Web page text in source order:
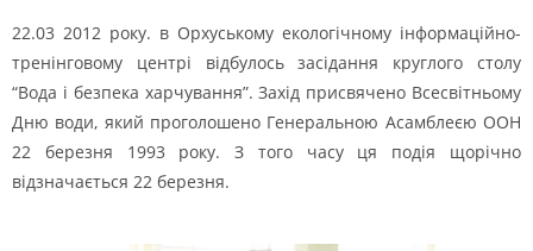
22.03 2012 року. в Орхуському екологічному інформаційно-
тренінговому центрі відбулось засідання круглого столу
“Вода і безпека харчування”. Захід присвячено Всесвітньому
Дню води, який проголошено Генеральною Асамблеєю ООН
22 березня 1993 року. З того часу ця подія щорічно
відзначається 22 березня.